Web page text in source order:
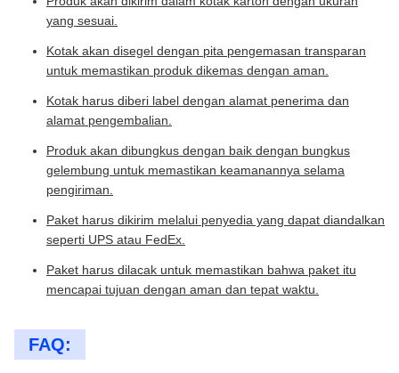
yang sesuai.
Kotak akan disegel dengan pita pengemasan transparan
untuk memastikan produk dikemas dengan aman.
Kotak harus diberi label dengan alamat penerima dan
alamat pengembalian.
Produk akan dibungkus dengan baik dengan bungkus
gelembung untuk memastikan keamanannya selama
pengiriman.
Paket harus dikirim melalui penyedia yang dapat diandalkan
seperti UPS atau FedEx.
Paket harus dilacak untuk memastikan bahwa paket itu
mencapai tujuan dengan aman dan tepat waktu.
FAQ: